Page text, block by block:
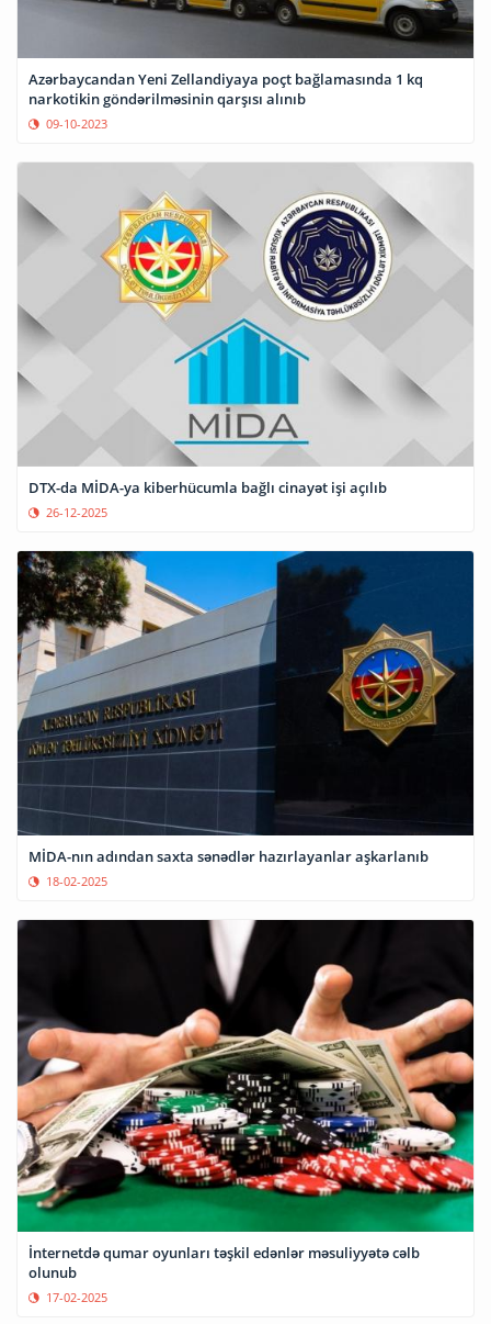
Azərbaycandan Yeni Zellandiyaya poçt bağlamasında 1 kq
narkotikin göndərilməsinin qarşısı alınıb
09-10-2023
DTX-da MİDA-ya kiberhücumla bağlı cinayət işi açılıb
26-12-2025
MİDA-nın adından saxta sənədlər hazırlayanlar aşkarlanıb
18-02-2025
İnternetdə qumar oyunları təşkil edənlər məsuliyyətə cəlb
olunub
17-02-2025